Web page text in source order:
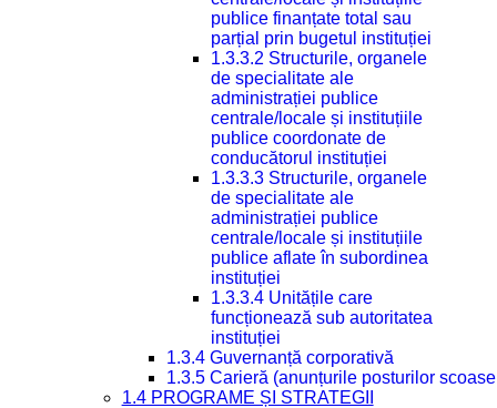
publice finanțate total sau
parțial prin bugetul instituției
1.3.3.2 Structurile, organele
de specialitate ale
administrației publice
centrale/locale și instituțiile
publice coordonate de
conducătorul instituției
1.3.3.3 Structurile, organele
de specialitate ale
administrației publice
centrale/locale și instituțiile
publice aflate în subordinea
instituției
1.3.3.4 Unitățile care
funcționează sub autoritatea
instituției
1.3.4 Guvernanță corporativă
1.3.5 Carieră (anunțurile posturilor
1.4 PROGRAME ȘI STRATEGII